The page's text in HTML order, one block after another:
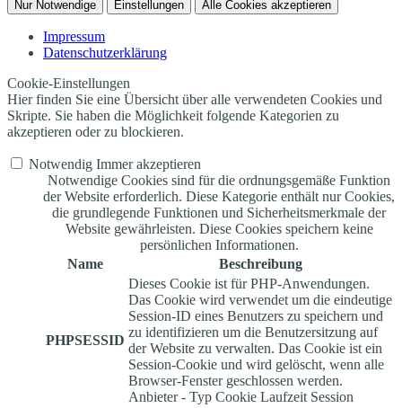
Nur Notwendige Einstellungen Alle Cookies akzeptieren
Impressum
Datenschutzerklärung
Cookie-Einstellungen
Hier finden Sie eine Übersicht über alle verwendeten Cookies und
Skripte. Sie haben die Möglichkeit folgende Kategorien zu
akzeptieren oder zu blockieren.
Notwendig Immer akzeptieren
Notwendige Cookies sind für die ordnungsgemäße Funktion
der Website erforderlich. Diese Kategorie enthält nur Cookies,
die grundlegende Funktionen und Sicherheitsmerkmale der
Website gewährleisten. Diese Cookies speichern keine
persönlichen Informationen.
Name
Beschreibung
PHPSESSID
Dieses Cookie ist für PHP-Anwendungen.
Das Cookie wird verwendet um die eindeutige
Session-ID eines Benutzers zu speichern und
zu identifizieren um die Benutzersitzung auf
der Website zu verwalten. Das Cookie ist ein
Session-Cookie und wird gelöscht, wenn alle
Browser-Fenster geschlossen werden.
Anbieter - Typ Cookie Laufzeit Session